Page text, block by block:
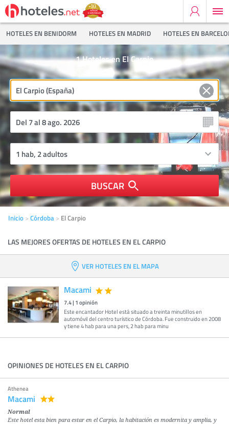
HOTELES EN BENIDORM HOTELES EN MADRID HOTELES EN
Hoteles en El Carpio
1
BUSCAR
Inicio Córdoba El Carpio
LAS MEJORES OFERTAS DE HOTELES EN EL CARPIO
VER HOTELES EN EL MAPA
Macami
7.4| 1opinión
Este encantador Hotel está situado a treinta minutillos en
automóvil del centro turístico de Córdoba. Fue construido en 2008
y tiene 4 hab para una pers, 2 hab para minu
OPINIONES DE HOTELES EN EL CARPIO
Athenea
Macami
Normal
Este hotel esta bien para estar en el Carpio, la habitación es modernita y amplia, y